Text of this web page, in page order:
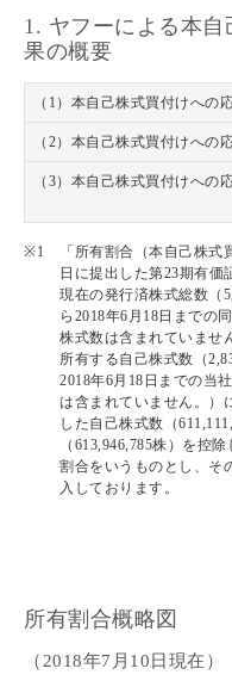
1. ヤフーによる本
果の概要
（1）本自己株式買付けへの
（2）本自己株式買付けへの
（3）本自己株式買付けへの
※1
「所有割合（本自己株
日に提出した第23期有価
現在の発行済株式総数（
ら2018年6月18日までの
株式数は含まれていませ
所有する自己株式数（
2018年6月18日までの当
は含まれていません。）
した自己株式数（
（613,946,785株）を控
割合をいうものとし、そ
入しております。
所有割合概略図
（2018年7月10日現在）